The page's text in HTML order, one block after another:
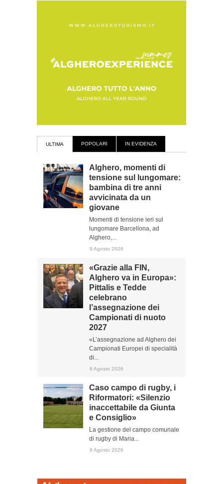
ULTIMA POPOLARI IN EVIDENZA
Alghero, momenti di
tensione sul lungomare:
bambina di tre anni
avvicinata da un
giovane
Momenti di tensione ieri sul
lungomare Barcellona, ad
Alghero,...
9 Agosto 2026
«Grazie alla FIN,
Alghero va in Europa»:
Pittalis e Tedde
celebrano
l’assegnazione dei
Campionati di nuoto
2027
«L’assegnazione ad Alghero dei
Campionati Europei di specialità
di...
8 Agosto 2026
Caso campo di rugby, i
Riformatori: «Silenzio
inaccettabile da Giunta
e Consiglio»
La gestione del campo comunale
di rugby di Maria...
8 Agosto 2026